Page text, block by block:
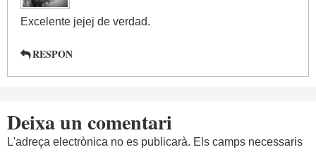
Excelente jejej de verdad.
RESPON
Deixa un comentari
L'adreça electrònica no es publicarà. Els camps necessaris